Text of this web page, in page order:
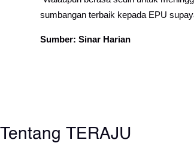
sumbangan terbaik kepada EPU
Sumber: Sinar Harian
Tentang TERAJU